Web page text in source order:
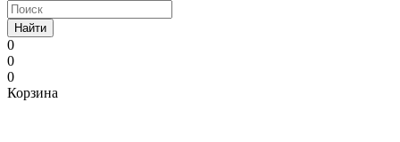
Найти
0
0
0
Корзина